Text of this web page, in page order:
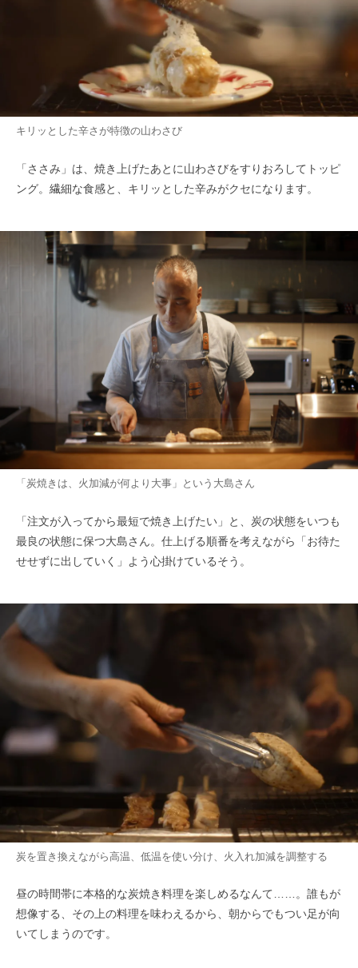
キリッとした辛さが特徴の山わさび
「ささみ」は、焼き上げたあとに山わさびをすりおろしてトッピ
ング。繊細な食感と、キリッとした辛みがクセになります。
「炭焼きは、火加減が何より大事」という大島さん
「注文が入ってから最短で焼き上げたい」と、炭の状態をいつも
最良の状態に保つ大島さん。仕上げる順番を考えながら「お待た
せせずに出していく」よう心掛けているそう。
炭を置き換えながら高温、低温を使い分け、火入れ加減を調整する
昼の時間帯に本格的な炭焼き料理を楽しめるなんて……。誰もが
想像する、その上の料理を味わえるから、朝からでもつい足が向
いてしまうのです。